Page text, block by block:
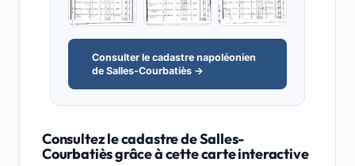
Consulter le cadastre napoléonien
de Salles-Courbatiès →
Consultez le cadastre de Salles-
Courbatiès grâce à cette carte interactive